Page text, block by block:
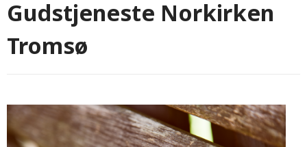
Gudstjeneste Norkirken
Tromsø